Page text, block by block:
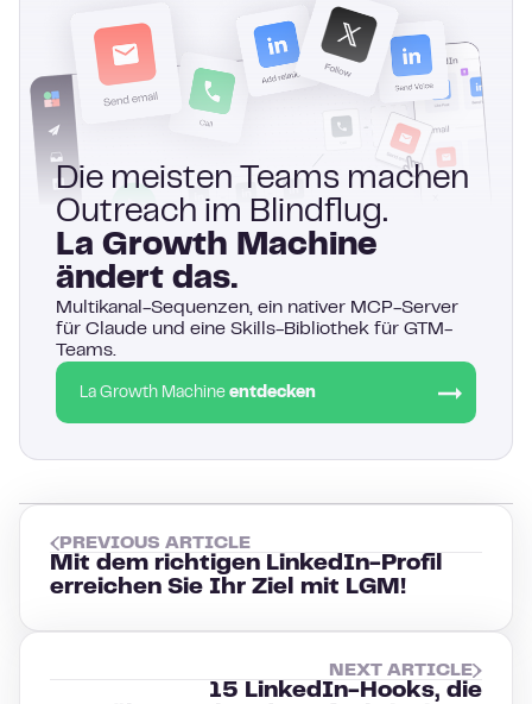
Die meisten Teams machen
Outreach im Blindflug.
La Growth Machine
ändert das.
Multikanal-Sequenzen, ein nativer MCP-Server
für Claude und eine Skills-Bibliothek für GTM-
Teams.
La Growth Machine entdecken
PREVIOUS ARTICLE
Mit dem richtigen LinkedIn-Profil
erreichen Sie Ihr Ziel mit LGM!
NEXT ARTICLE
15 LinkedIn-Hooks, die